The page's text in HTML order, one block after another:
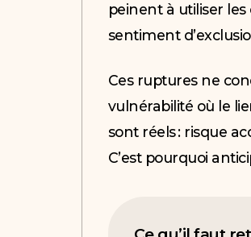
peinent à utiliser
sentiment
Ces ruptures ne
vulnérabilité où le
sont réels : risque
C’est pourquoi